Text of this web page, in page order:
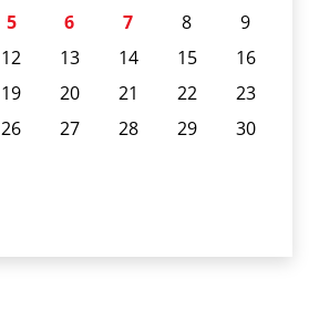
5 6 7 8
9
12 13 14 15
16
19 20 21 22
23
26 27 28 29
30